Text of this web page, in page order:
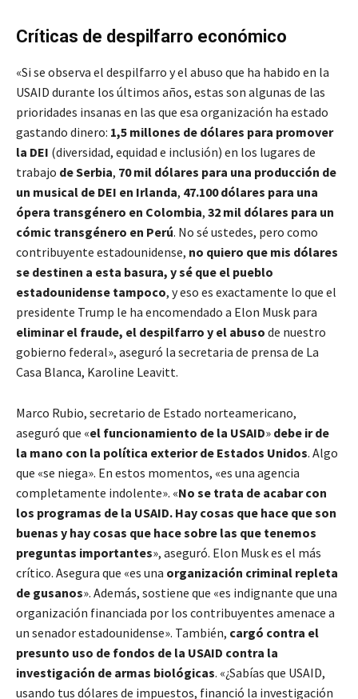
Críticas de despilfarro económico
«Si se observa el despilfarro y el abuso que ha habido en la
USAID durante los últimos años, estas son algunas de las
prioridades insanas en las que esa organización ha estado
gastando dinero: 1,5 millones de dólares para promover
la DEI (diversidad, equidad e inclusión) en los lugares de
trabajo de Serbia, 70 mil dólares para una producción de
un musical de DEI en Irlanda, 47.100 dólares para una
ópera transgénero en Colombia, 32 mil dólares para un
cómic transgénero en Perú. No sé ustedes, pero como
contribuyente estadounidense, no quiero que mis dólares
se destinen a esta basura, y sé que el pueblo
estadounidense tampoco, y eso es exactamente lo que el
presidente Trump le ha encomendado a Elon Musk para
eliminar el fraude, el despilfarro y el abuso de nuestro
gobierno federal», aseguró la secretaria de prensa de La
Casa Blanca, Karoline Leavitt.
Marco Rubio, secretario de Estado norteamericano,
aseguró que «el funcionamiento de la USAID» debe ir de
la mano con la política exterior de Estados Unidos. Algo
que «se niega». En estos momentos, «es una agencia
completamente indolente». «No se trata de acabar con
los programas de la USAID. Hay cosas que hace que son
buenas y hay cosas que hace sobre las que tenemos
preguntas importantes», aseguró. Elon Musk es el más
crítico. Asegura que «es una organización criminal repleta
de gusanos». Además, sostiene que «es indignante que una
organización financiada por los contribuyentes amenace a
un senador estadounidense». También, cargó contra el
presunto uso de fondos de la USAID contra la
investigación de armas biológicas. «¿Sabías que USAID,
usando tus dólares de impuestos, financió la investigación